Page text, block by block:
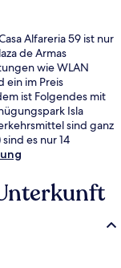
Alfareria 59 ist nur
de Armas
wie WLAN
ein im Preis
ist Folgendes mit
Isla
sind ganz
es nur 14